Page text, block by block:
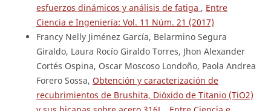
esfuerzos dinámicos y análisis de fatiga , Entre
Ciencia e Ingeniería: Vol. 11 Núm. 21 (2017)
Francy Nelly Jiménez García, Belarmino Segura
Giraldo, Laura Rocío Giraldo Torres, Jhon Alexander
Cortés Ospina, Oscar Moscoso Londoño, Paola Andrea
Forero Sossa, Obtención y caracterización de
recubrimientos de Brushita, Dióxido de Titanio (TiO2)